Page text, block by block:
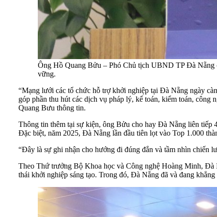
Ông Hồ Quang Bửu – Phó Chủ tịch UBND TP Đà Nẵng
vững.
“Mạng lưới các tổ chức hỗ trợ khởi nghiệp tại Đà Nẵng ngày
góp phần thu hút các dịch vụ pháp lý, kế toán, kiểm toán,
Quang Bưu thông tin.
Thông tin thêm tại sự kiện, ông Bửu cho hay Đà Nẵng liên tiếp
Đặc biệt, năm 2025, Đà Nẵng lần đầu tiên lọt vào Top 1.000
“Đây là sự ghi nhận cho hướng đi đúng đắn và tầm nhìn chiến
Theo Thứ trưởng Bộ Khoa học và Công nghệ Hoàng Minh, Đà
thái khởi nghiệp sáng tạo. Trong đó, Đà Nẵng đã và đang